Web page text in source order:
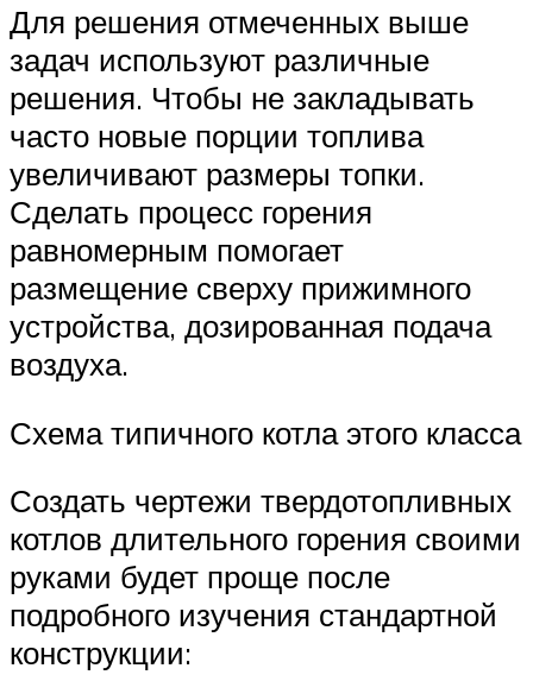
Для решения отмеченных выше
задач используют различные
решения. Чтобы не закладывать
часто новые порции топлива
увеличивают размеры топки.
Сделать процесс горения
равномерным помогает
размещение сверху прижимного
устройства, дозированная подача
воздуха.
Схема типичного котла этого класса
Создать чертежи твердотопливных
котлов длительного горения своими
руками будет проще после
подробного изучения стандартной
конструкции: